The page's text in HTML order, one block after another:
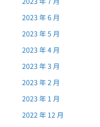
2023 年 6 月
2023 年 5 月
2023 年 4 月
2023 年 3 月
2023 年 2 月
2023 年 1 月
2022 年 12 月